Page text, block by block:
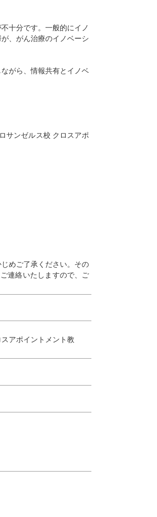
十分です。一般的にイノ
、がん治療のイノベーシ
がら、情報共有とイノベ
サンゼルス校 クロスアポ
めご了承ください。その
連絡いたしますので、ご
アポイントメント教